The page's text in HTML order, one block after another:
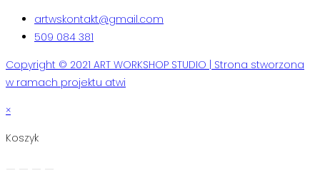
artwskontakt@gmail.com
509 084 381
Copyright © 2021 ART WORKSHOP STUDIO | Strona stworzona
w ramach projektu atwi
×
Koszyk